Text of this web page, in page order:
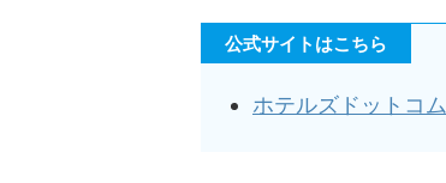
公式サイトはこちら
ホテルズドットコム